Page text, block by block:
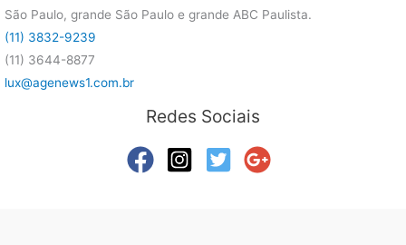
São Paulo, grande São Paulo e grande ABC Paulista.
(11) 3832-9239
(11) 3644-8877
lux@agenews1.com.br
Redes Sociais